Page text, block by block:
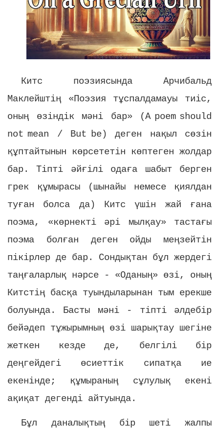
Китс поэзиясында Арчибальд
Маклейштің «Поэзия тұспалдамауы тиіс,
оның өзіндік мәні бар» (A poem should
not mean / But be) деген нақыл сөзін
құптайтынын көрсететін көптеген жолдар
бар. Тіпті әйғілі одаға шабыт берген
грек құмырасы (шынайы немесе қиялдан
туған болса да) Китс үшін жай ғана
поэма, «көрнекті әрі мылқау» тастағы
поэма болған деген ойды меңзейтін
пікірлер де бар. Сондықтан бұл жердегі
таңғаларлық нәрсе - «Оданың» өзі, оның
Китстің басқа туындыларынан тым ерекше
болуында. Басты мәні - тіпті әлдебір
бейәдеп тұжырымның өзі шарықтау шегіне
жеткен кезде де, белгілі бір
деңгейдегі өсиеттік сипатқа ие
екенінде; құмыраның сұлулық екені
ақиқат дегенді айтуында.
Бұл даналықтың бір шеті жалпы